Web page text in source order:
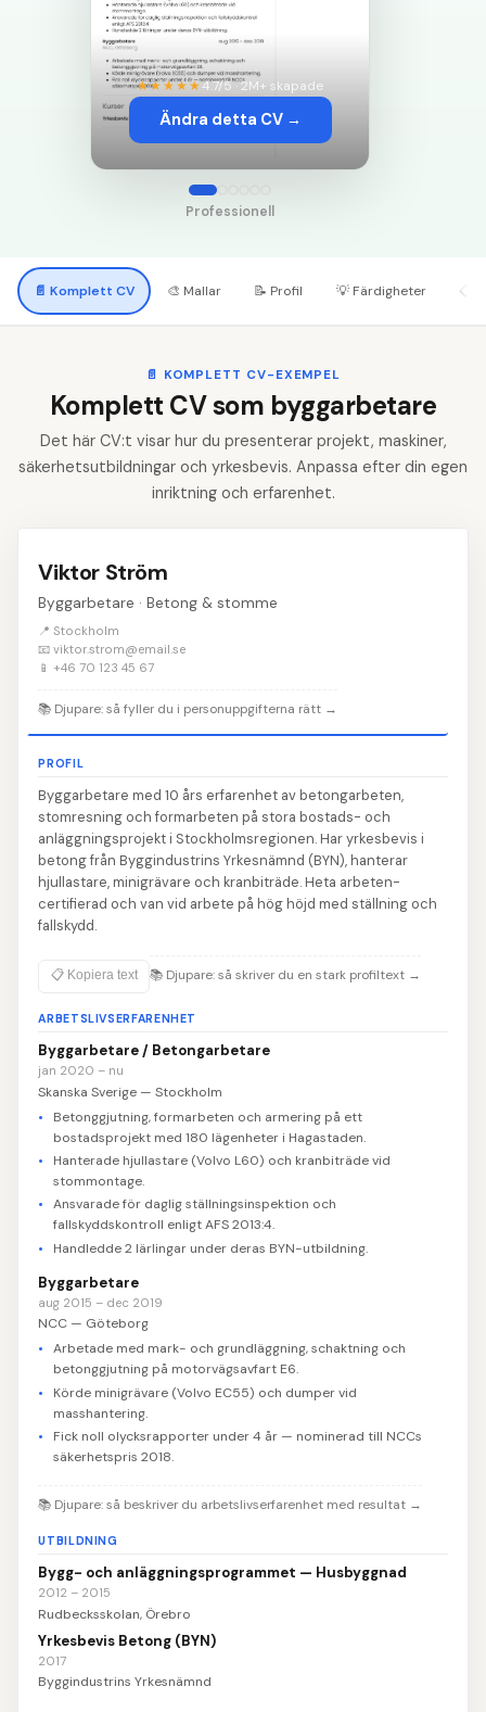
★★★★★4.7/5 · 2M+ skapade
Ändra detta CV →
Professionell
📄 Komplett CV 🎨 Mallar 📝 Profil 💡 Färdigheter 📋
📄 KOMPLETT CV-EXEMPEL
Komplett CV som byggarbetare
Det här CV:t visar hur du presenterar projekt, maskiner,
säkerhetsutbildningar och yrkesbevis. Anpassa efter din egen
inriktning och erfarenhet.
Viktor Ström
Byggarbetare · Betong & stomme
📍 Stockholm
📧 viktor.strom@email.se
📱 +46 70 123 45 67
📚 Djupare: så fyller du i personuppgifterna rätt →
PROFIL
Byggarbetare med 10 års erfarenhet av betongarbeten,
stomresning och formarbeten på stora bostads- och
anläggningsprojekt i Stockholmsregionen. Har yrkesbevis i
betong från Byggindustrins Yrkesnämnd (BYN), hanterar
hjullastare, minigrävare och kranbiträde. Heta arbeten-
certifierad och van vid arbete på hög höjd med ställning och
fallskydd.
📋 Kopiera text 📚 Djupare: så skriver du en stark profiltext →
ARBETSLIVSERFARENHET
Byggarbetare / Betongarbetare
jan 2020 – nu
Skanska Sverige — Stockholm
Betonggjutning, formarbeten och armering på ett
bostadsprojekt med 180 lägenheter i Hagastaden.
Hanterade hjullastare (Volvo L60) och kranbiträde vid
stommontage.
Ansvarade för daglig ställningsinspektion och
fallskyddskontroll enligt AFS 2013:4.
Handledde 2 lärlingar under deras BYN-utbildning.
Byggarbetare
aug 2015 – dec 2019
NCC — Göteborg
Arbetade med mark- och grundläggning, schaktning och
betonggjutning på motorvägsavfart E6.
Körde minigrävare (Volvo EC55) och dumper vid
masshantering.
Fick noll olycksrapporter under 4 år — nominerad till NCCs
säkerhetspris 2018.
📚 Djupare: så beskriver du arbetslivserfarenhet med resultat →
UTBILDNING
Bygg- och anläggningsprogrammet — Husbyggnad
2012 – 2015
Rudbecksskolan, Örebro
Yrkesbevis Betong (BYN)
2017
Byggindustrins Yrkesnämnd